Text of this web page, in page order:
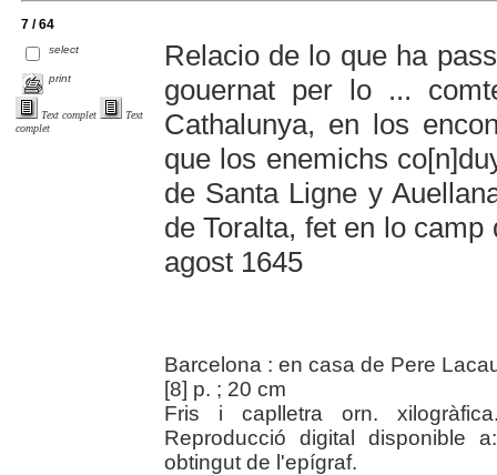
7 / 64
select
print
Text complet
Text
complet
Relacio de lo que ha
gouernat per lo ...
Cathalunya, en los
que los enemichs
de Santa Ligne y
de Toralta, fet en lo
agost 1645
Barcelona : en casa de Pere
[8] p. ; 20 cm
Fris i caplletra orn.
Reproducció digital disponible
obtingut de l'epígraf.